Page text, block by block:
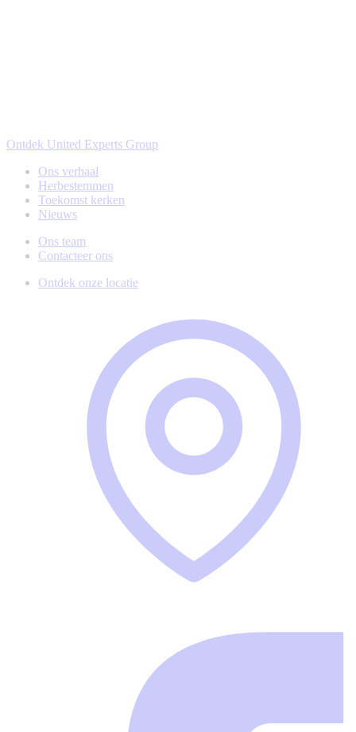
Ontdek United Experts Group
Ons verhaal
Herbestemmen
Toekomst kerken
Nieuws
Ons team
Contacteer ons
Ontdek onze locatie